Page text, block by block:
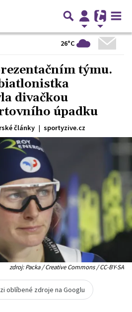
26°C
týmu.
divačkou
úpadku
články | sportyzive.cz
zdroj: Packa / Creative Commons / CC-BY-SA
oblíbené zdroje na Googlu